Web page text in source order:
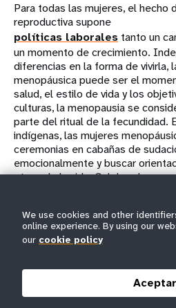
Para todas las mujeres, el hecho
reproductiva supone
políticas laborales tanto un
un momento de crecimiento.
diferencias en la forma de vivirla,
menopáusica puede ser el
salud, el estilo de vida y los
culturas, la menopausia se
parte del ritual de la fecundidad.
indígenas, las mujeres
ceremonias en cabañas de
emocionalmente y buscar
etapa de la vida. Celebrar la
independencia económica, un
autocuidado, y niveles de
Si reconocemos a las mujeres
miembros de la sociedad de
considerar que su única finalidad
We use cookies and other
online experience. By using our
our cookie policy
Aceptar